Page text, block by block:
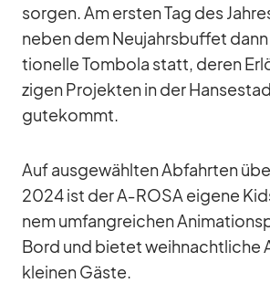
sor­gen. Am ers­ten Tag des
ne­ben dem Neu­jahrs­buf­fet
tio­nelle Tom­bola statt, de­ren
zi­gen Pro­jek­ten in der
gu­te­kommt.
Auf aus­ge­wähl­ten Ab­fahr­ten
2024 ist der A‑ROSA ei­gene
nem um­fang­rei­chen
Bord und bie­tet weih­nacht­li­che
klei­nen Gäste.